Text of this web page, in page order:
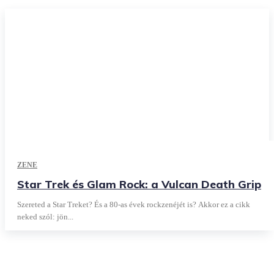
ZENE
Star Trek és Glam Rock: a Vulcan Death Grip
Szereted a Star Treket? És a 80-as évek rockzenéjét is? Akkor ez a cikk
neked szól: jön...